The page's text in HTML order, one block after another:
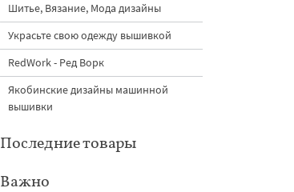
Шитье, Вязание, Мода дизайны
Украсьте свою одежду вышивкой
RedWork - Ред Ворк
Якобинские дизайны машинной
вышивки
Последние товары
Важно